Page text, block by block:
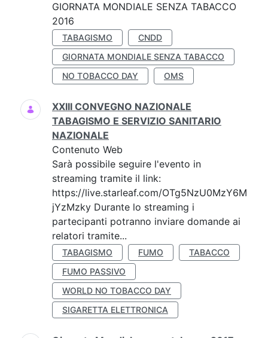
GIORNATA MONDIALE SENZA TABACCO
2016
TABAGISMO
CNDD
GIORNATA MONDIALE SENZA TABACCO
NO TOBACCO DAY
OMS
XXIII CONVEGNO NAZIONALE
TABAGISMO E SERVIZIO SANITARIO
NAZIONALE
Contenuto Web
Sarà possibile seguire l'evento in
streaming tramite il link:
https://live.starleaf.com/OTg5NzU0MzY6M
jYzMzky Durante lo streaming i
partecipanti potranno inviare domande ai
relatori tramite...
TABAGISMO FUMO
TABACCO
FUMO PASSIVO
WORLD NO TOBACCO DAY
SIGARETTA ELETTRONICA